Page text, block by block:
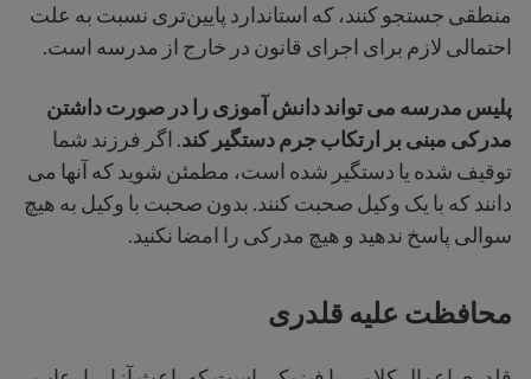
منطقی جستجو کنند، که استاندارد پایین‌تری نسبت به علت
احتمالی لازم برای اجرای قانون در خارج از مدرسه است.
پلیس مدرسه می تواند دانش آموزی را در صورت داشتن
مدرکی مبنی بر ارتکاب جرم دستگیر کند. اگر فرزند شما
توقیف شده یا دستگیر شده است، مطمئن شوید که آنها می
دانند که با یک وکیل صحبت کنند. بدون صحبت با وکیل به هیچ
سوالی پاسخ ندهید و هیچ مدرکی را امضا نکنید.
محافظت علیه قلدری